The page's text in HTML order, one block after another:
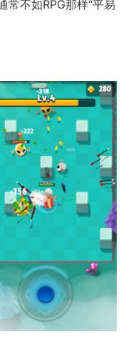
常不如RPG那样“平易